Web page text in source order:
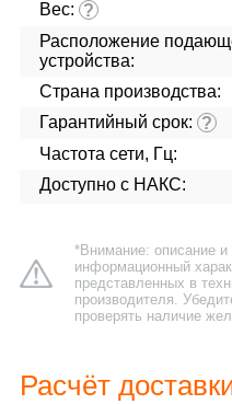
Вес: ?
Расположение
устройства:
Страна производства:
Гарантийный срок: ?
Частота сети, Гц:
Доступно с НАКС:
*Внимание: описание и
информационный
представленных в
производителя.
проверять наличие
Расчёт